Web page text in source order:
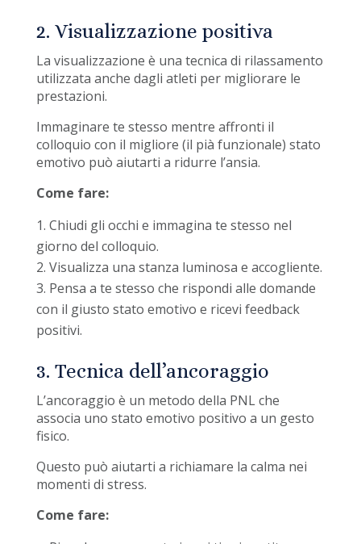
2. Visualizzazione positiva
La visualizzazione è una tecnica di rilassamento
utilizzata anche dagli atleti per migliorare le
prestazioni.
Immaginare te stesso mentre affronti il
colloquio con il migliore (il pià funzionale) stato
emotivo può aiutarti a ridurre l’ansia.
Come fare:
Chiudi gli occhi e immagina te stesso nel
giorno del colloquio.
Visualizza una stanza luminosa e accogliente.
Pensa a te stesso che rispondi alle domande
con il giusto stato emotivo e ricevi feedback
positivi.
3. Tecnica dell’ancoraggio
L’ancoraggio è un metodo della PNL che
associa uno stato emotivo positivo a un gesto
fisico.
Questo può aiutarti a richiamare la calma nei
momenti di stress.
Come fare: